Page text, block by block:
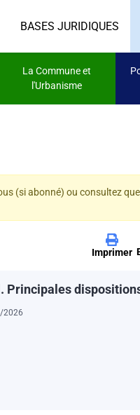
BASES JURIDIQUES
La Commune et
l'Urbanisme
(si abonné) ou consultez
Imprimer
Principales
2026